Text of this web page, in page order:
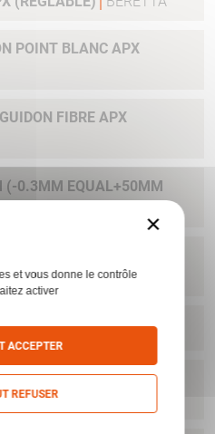
KIT HAUSSE+GUIDON POINT BLANC APX
FIBRE APX
(-0.3MM EQUAL+50MM
(-0.6MM EQUAL +100MM
APX BERETTA
APX / ACRO AIMPOINT /
×
et vous donne le contrôle
activer
ACCEPTER
REFUSER